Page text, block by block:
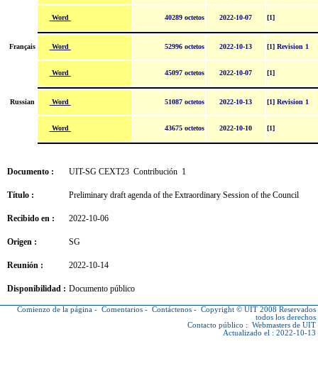
Word 40289 octetos 2022-10-07 [1]
Français Word 52996 octetos 2022-10-13 [1] Revision 1
Word 45097 octetos 2022-10-07 [1]
Russian Word 51087 octetos 2022-10-13 [1] Revision 1
Word 43675 octetos 2022-10-10 [1]
Documento : UIT-SG CEXT23 Contribución 1
Título : Preliminary draft agenda of the Extraordinary Session of the Council
Recibido en : 2022-10-06
Origen : SG
Reunión : 2022-10-14
Disponibilidad : Documento público
Comienzo de la página - Comentarios - Contáctenos - Copyright © UIT 2008 Reservados
todos los derechos
Contacto público : Webmasters de UIT
Actualizado el : 2022-10-13